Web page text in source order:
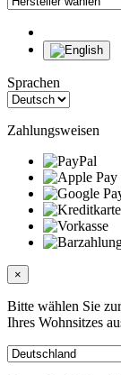
Sprachen
Zahlungsweisen
×
Bitte wählen Sie
Ihres Wohnsitzes